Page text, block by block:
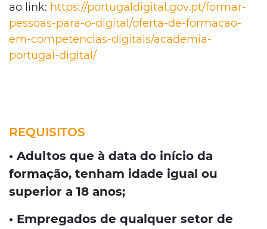
ao link: https://portugaldigital.gov.pt/formar-
pessoas-para-o-digital/oferta-de-formacao-
em-competencias-digitais/academia-
portugal-digital/
REQUISITOS
• Adultos que à data do início da
formação, tenham idade igual ou
superior a 18 anos;
• Empregados de qualquer setor de